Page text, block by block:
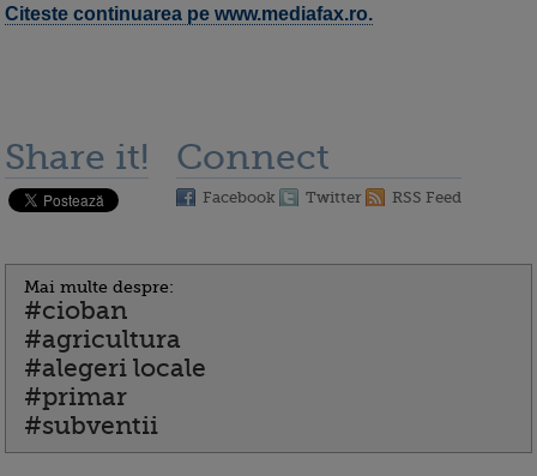
Citeste continuarea pe www.mediafax.ro.
Share it! Connect
Facebook Twitter RSS Feed
Mai multe despre:
#cioban
#agricultura
#alegeri locale
#primar
#subventii